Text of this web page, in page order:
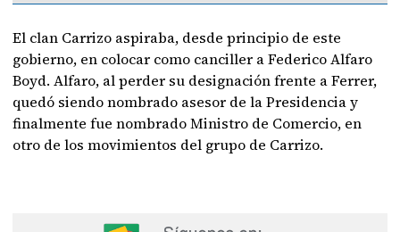
El clan Carrizo aspiraba, desde principio de este
gobierno, en colocar como canciller a Federico Alfaro
Boyd. Alfaro, al perder su designación frente a Ferrer,
quedó siendo nombrado asesor de la Presidencia y
finalmente fue nombrado Ministro de Comercio, en
otro de los movimientos del grupo de Carrizo.